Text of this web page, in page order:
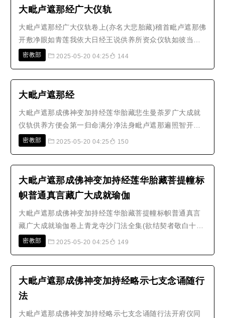
今也运膺浇季。人滋窳怯。若干百..
大毗卢遮那经广大仪轨
大毗卢遮那经广大仪轨卷上(亦名大悲胎藏)稽首毗卢遮那佛
开敷净眼如青莲我依大日经王说供养所资众仪轨如彼当得
速成就然初自他利成就无上智愿之方便发起悉地由信解一
恭敬决定意亦起勤诚深信心知妙..
密教部 2025-05-20 04:25 144
大毗卢遮那经
大毗卢遮那成佛神变加持经莲华胎藏悲生曼荼罗广大成就
仪轨供养方便会第一归命满分净法身毗卢遮那遍照智开敷
妙觉光明眼修广犹若青莲叶我今依经要略说自利利他悉地
瞻仰本尊明印法一心恭敬而作礼作..
密教部 2025-05-20 04:25 150
大毗卢遮那成佛神变加持经莲华胎藏菩提幢标
帜普通真言藏广大成就瑜伽
大毗卢遮那成佛神变加持经莲华胎藏菩提幢标帜普通真言
藏广大成就瑜伽卷上青龙寺沙门法全集(欲结契者敬白十方
三世诸佛我等下辈愚钝凡夫虽掌持此印由如蚊蚁掌须弥山
莲我依大日经王说供养所资众仪..
密教部 2025-05-20 04:25 149
大毗卢遮那成佛神变加持经略示七支念诵随行
法
大毗卢遮那成佛神变加持经略示七支念诵随行法开府仪同